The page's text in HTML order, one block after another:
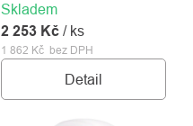
Skladem
1 862 Kč bez DPH
2 253 Kč / ks
Detail